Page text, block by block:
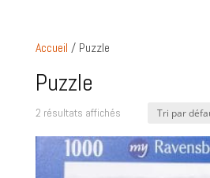
Accueil / Puzzle
Puzzle
2 résultats affichés